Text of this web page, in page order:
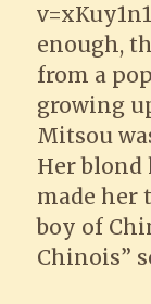
enough,
from a
growing
Mitsou
Her blond
made her
boy of
Chinois”